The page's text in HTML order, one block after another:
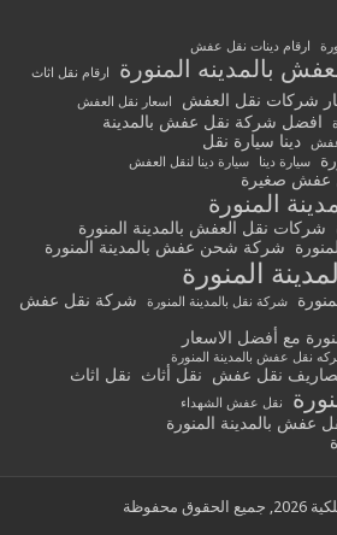
ارقام دينات نقل عفش
بالمدينه المنورة ارقام نقل اثاث
شركات نقل العفش
اسعار نقل العفش
افضل شركة نقل عفش بالمدينة
عفش
دينا سيارة نقل
سيارة دينا سيارة دينا لنقل العفش
عفش صغيرة
المنورة
شركات نقل العفش بالمدينة المنورة
شركة شحن عفش بالمدينة المنورة
المنورة
شركة نقل بالمدينة المنورة شركة نقل عفش
مع أفضل الاسعار
نقل عفش بالمدينة المنورة
نقل عفش نقل أثاث نقل اثاث
نقل عفش الشهداء
عفش بالمدينة المنورة
محفوظة